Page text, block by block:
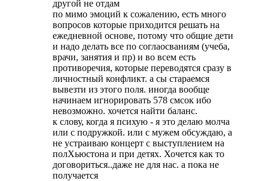
другой не отдам
по мимо эмоций к сожалению, есть много
вопросов которые приходится решать на
ежедневной основе, потому что общие дети
и надо делать все по соглаосваниям (учеба,
врачи, занятия и пр) и во всем есть
противоречия, которые переводятся сразу в
личностный конфликт. а сы стараемся
вывезти из этого поля. иногда вообще
начинаем игнорировать 578 смсок ибо
невозможно. хочется найти баланс.
к слову, когда я психую - я это делаю молча
или с подружкой. или с мужем обсуждаю, а
не устраиваю концерт с выступлением на
полХьюстона и при детях. Хочется как то
договориться..даже не для нас. а пока не
получается